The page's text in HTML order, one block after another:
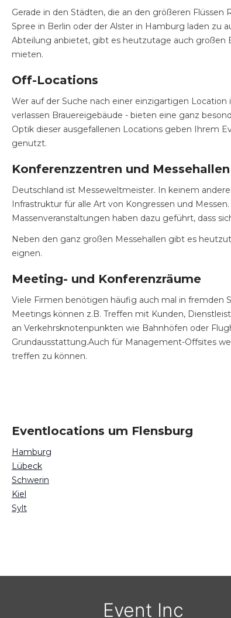
Gerade in den Städten, die an den größeren
Spree in Berlin oder der Alster in Hamburg laden zu
Abteilung anbietet, gibt es heutzutage auch großen
mieten.
Off-Locations
Wer auf der Suche nach einer einzigartigen
verlassen Brauereigebäude - bieten eine ganz
Optik dieser ausgefallenen Locations geben Ihrem
genutzt.
Konferenzzentren und Messehallen
Deutschland ist Messeweltmeister. In keinem
Infrastruktur für alle Art von Kongressen und
Massenveranstaltungen haben dazu geführt, dass
Neben den ganz großen Messehallen gibt es
eignen.
Meeting- und Konferenzräume
Viele Firmen benötigen häufig auch mal in fremden
Meetings können z.B. Treffen mit Kunden,
an Verkehrsknotenpunkten wie Bahnhöfen oder
Grundausstattung.Auch für Management-Offsites
treffen zu können.
Eventlocations um Flensburg
Hamburg
Lübeck
Schwerin
Kiel
Sylt
Event Inc